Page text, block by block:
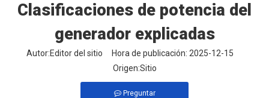
Clasificaciones de potencia del
generador explicadas
Autor:Editor del sitio Hora de publicación: 2025-12-15
Origen:Sitio
Preguntar